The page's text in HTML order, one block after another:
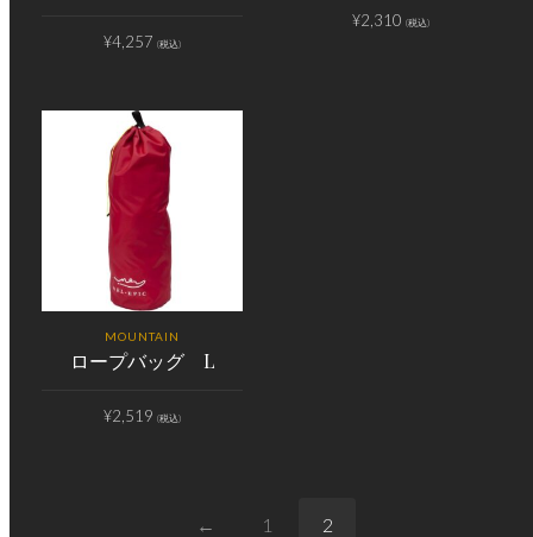
¥4,257 (税込)
¥2,310 (税込)
MOUNTAIN
ロープバッグ L
¥2,519 (税込)
← 1 2